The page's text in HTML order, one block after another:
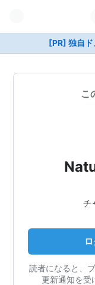
[PR] 独自
こ
チ
読者になると、
更新通知を受